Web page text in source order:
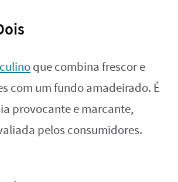
que combina frescor e
com um fundo amadeirado. É
provocante e marcante,
pelos consumidores.